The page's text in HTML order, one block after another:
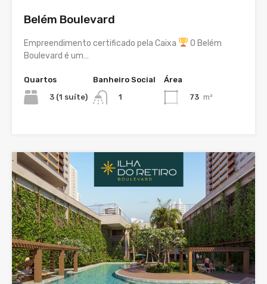
Belém Boulevard
Empreendimento certificado pela Caixa
O Belém
Boulevard é um…
Quartos
3 (1 suíte)
Banheiro Social
1
Área
73 m²